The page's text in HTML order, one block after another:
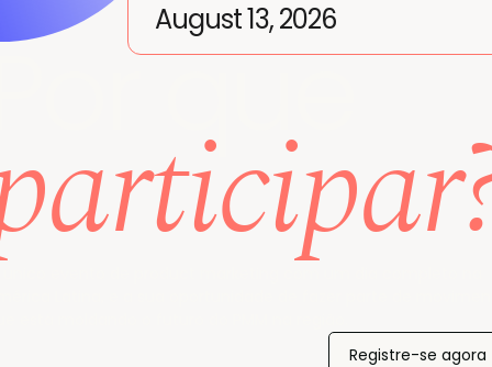
August 13, 2026
que
Registre-se agora